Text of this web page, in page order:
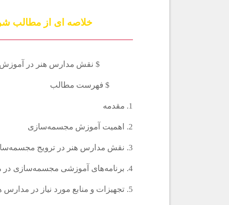
خلاصه ای از مطالب
$ نقش مدارس هنر در آموزش
$ فهرست مطالب
1. مقدمه
2. اهمیت آموزش مجسمه‌سازی
3. نقش مدارس هنر در ترویج مجسمه‌سازی
4. برنامه‌های آموزشی مجسمه‌سازی در مدارس هنر
5. تجهیزات و منابع مورد نیاز در مدارس هنر